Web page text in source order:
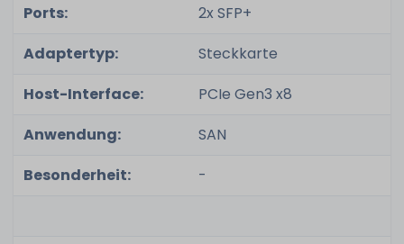
Ports:
2x SFP+
Adaptertyp:
Steckkarte
Host-Interface:
PCIe Gen3 x8
Anwendung:
SAN
Besonderheit:
-